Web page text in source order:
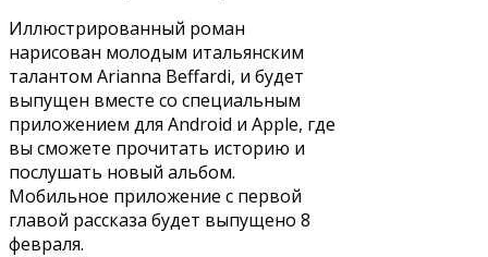
Иллюстрированный роман
нарисован молодым итальянским
талантом Аrianna Beffardi, и будет
выпущен вместе со специальным
приложением для Android и Apple, где
вы сможете прочитать историю и
послушать новый альбом.
Мобильное приложение с первой
главой рассказа будет выпущено 8
февраля.